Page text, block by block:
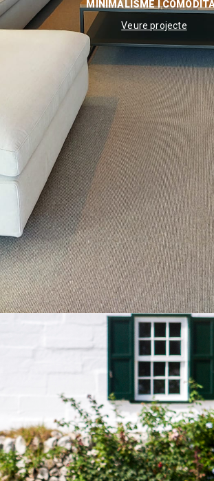
MINIMALISME I
Veure projecte